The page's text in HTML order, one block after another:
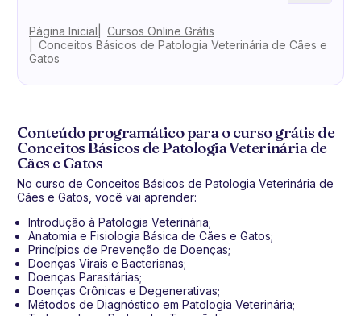
Página Inicial
Cursos Online Grátis
Conceitos Básicos de Patologia Veterinária de Cães e
Gatos
Conteúdo programático para o curso grátis de
Conceitos Básicos de Patologia Veterinária de
Cães e Gatos
No curso de Conceitos Básicos de Patologia Veterinária de
Cães e Gatos, você vai aprender:
Introdução à Patologia Veterinária;
Anatomia e Fisiologia Básica de Cães e Gatos;
Princípios de Prevenção de Doenças;
Doenças Virais e Bacterianas;
Doenças Parasitárias;
Doenças Crônicas e Degenerativas;
Métodos de Diagnóstico em Patologia Veterinária;